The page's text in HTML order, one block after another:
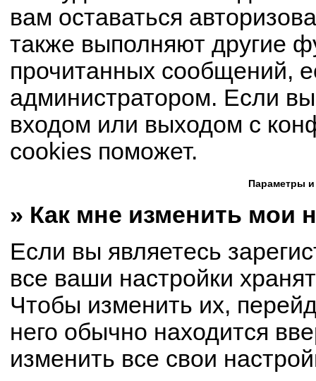
вам оставаться
также выполняют другие
прочитанных сообщений,
администратором. Если
входом или выходом с
cookies поможет.
Параметры и
» Как мне изменить мои
Если вы являетесь
все ваши настройки
Чтобы изменить их,
него обычно находится
изменить все свои